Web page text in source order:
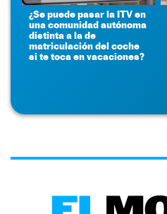
¿Se puede pasar la ITV en
una comunidad autónoma
distinta a la de
matriculación del coche
si te toca en vacaciones?